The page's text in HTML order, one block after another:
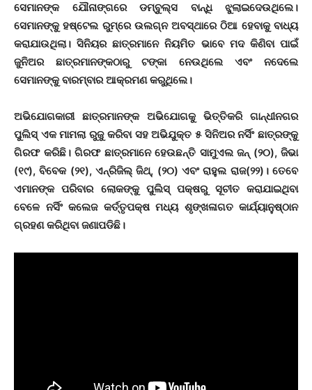
ସେମାନଙ୍କ ଯୌନାଙ୍ଗରେ ଡମ୍ବୁଲ୍ସ ବାନ୍ଧି ଝୁଲାଇଦେଉଥିଲେ।
ସେମାନଙ୍କୁ ହଷ୍ଟେଲ ରୁମ୍‌ରେ ଉଲଗ୍ନ ଅବସ୍ଥାରେ ଠିଆ ହେବାକୁ ବାଧ୍ୟ
କରାଯାଉଥିଲା। ସିନିୟର ଛାତ୍ରମାନେ ନିୟମିତ ଭାବେ ମଦ କିଣିବା ପାଇଁ
ଜୁନିଅର ଛାତ୍ରମାନଙ୍କଠାରୁ ଟଙ୍କା ନେଉଥିଲେ ଏବଂ ନଦେଲେ
ସେମାନଙ୍କୁ ବାରମ୍ବାର ଆକ୍ରମଣ କରୁଥିଲେ।
ଅଭିଯୋଗକାରୀ ଛାତ୍ରମାନଙ୍କ ଅଭିଯୋଗକୁ ଭିତ୍ତିକରି ଗାନ୍ଧୀନଗର
ପୁଲିସ୍ ଏକ ମାମଲା ରୁଜୁ କରିବା ସହ ଅଭିଯୁକ୍ତ ୫ ସିନିଅର ନର୍ସିଂ ଛାତ୍ରଙ୍କୁ
ଗିରଫ କରିଛି। ଗିରଫ ଛାତ୍ରମାନେ ହେଉଛନ୍ତି ସାମୁଏଲ ଜନ୍ (୨୦), ଜିଭା
(୧୯), ବିବେକ (୨୧), ଏନ୍‌ରିଜିଲ୍ ଜିଥ୍‌, (୨୦) ଏବଂ ରାହୁଲ ରାଜ(୨୨)। ତେବେ
ଏମାନଙ୍କ ପରିବାର ଲୋକଙ୍କୁ ପୁଲିସ୍ ପକ୍ଷରୁ ସୂଚୀତ କରାଯାଇଥିବା
ବେଳେ ନର୍ସିଂ କଲେଜ କର୍ତ୍ତୃପକ୍ଷ ମଧ୍ୟ ଶୃଙ୍ଖଳାଗତ କାର୍ଯ୍ୟାନୁଷ୍ଠାନ
ଗ୍ରହଣ କରିଥିବା ଜଣାପଡିଛି।